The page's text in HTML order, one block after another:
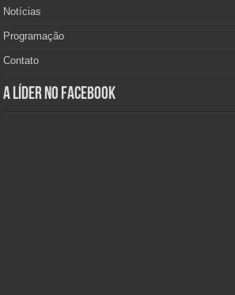
Notícias
Programação
Contato
A Líder no Facebook